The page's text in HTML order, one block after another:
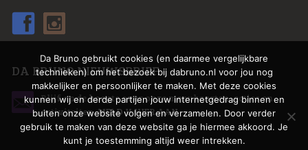
DA BRUNO NIEUWSBRIEF
Blijf op de hoogte over onze menukaarten, acties en
activiteiten.MELD U HIER AAN
Da Bruno gebruikt cookies (en daarmee vergelijkbare
technieken) om het bezoek bij dabruno.nl voor jou nog
makkelijker en persoonlijker te maken. Met deze cookies
kunnen wij en derde partijen jouw internetgedrag binnen en
buiten onze website volgen en verzamelen. Door verder
gebruik te maken van deze website ga je hiermee akkoord. Je
kunt je toestemming altijd weer intrekken.